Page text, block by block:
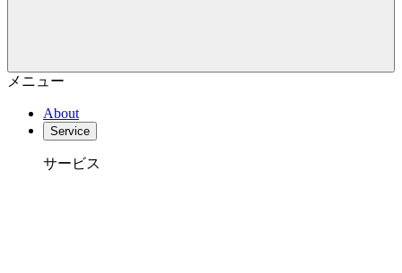
メニュー
About
Service
サービス